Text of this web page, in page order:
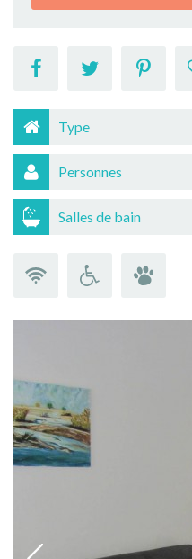
Type
Personnes
Salles de bain